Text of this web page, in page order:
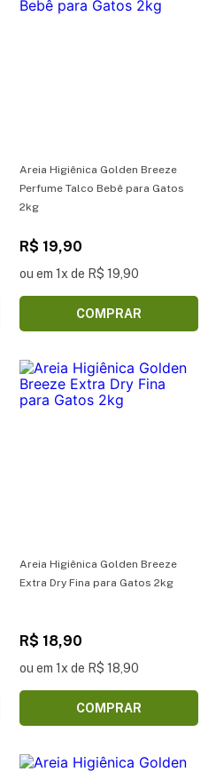
Areia Higiênica Golden Breeze
Perfume Talco Bebê para Gatos
2kg
R$ 19,90
ou em 1x de R$ 19,90
COMPRAR
Areia Higiênica Golden Breeze
Extra Dry Fina para Gatos 2kg
R$ 18,90
ou em 1x de R$ 18,90
COMPRAR